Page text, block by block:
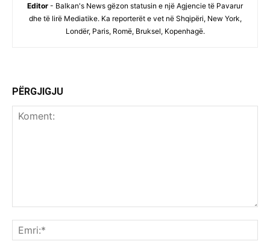
Editor - Balkan's News gëzon statusin e një Agjencie të Pavarur
dhe të lirë Mediatike. Ka reporterët e vet në Shqipëri, New York,
Londër, Paris, Romë, Bruksel, Kopenhagë.
PËRGJIGJU